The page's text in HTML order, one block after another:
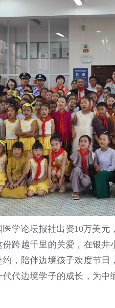
医学论坛报社出资10万美
跨越千里的关爱，在银
，陪伴边境孩子欢度节
代边境学子的成长，为